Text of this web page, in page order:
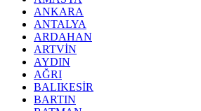
ANKARA
ANTALYA
ARDAHAN
ARTVİN
AYDIN
AĞRI
BALIKESİR
BARTIN